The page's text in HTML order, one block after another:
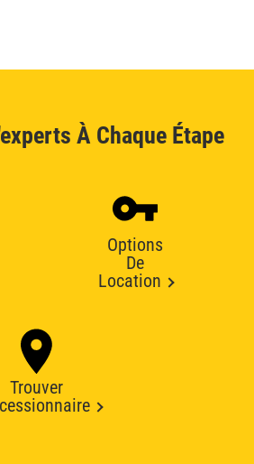
À Chaque Étape
Options
De
Location
Trouver